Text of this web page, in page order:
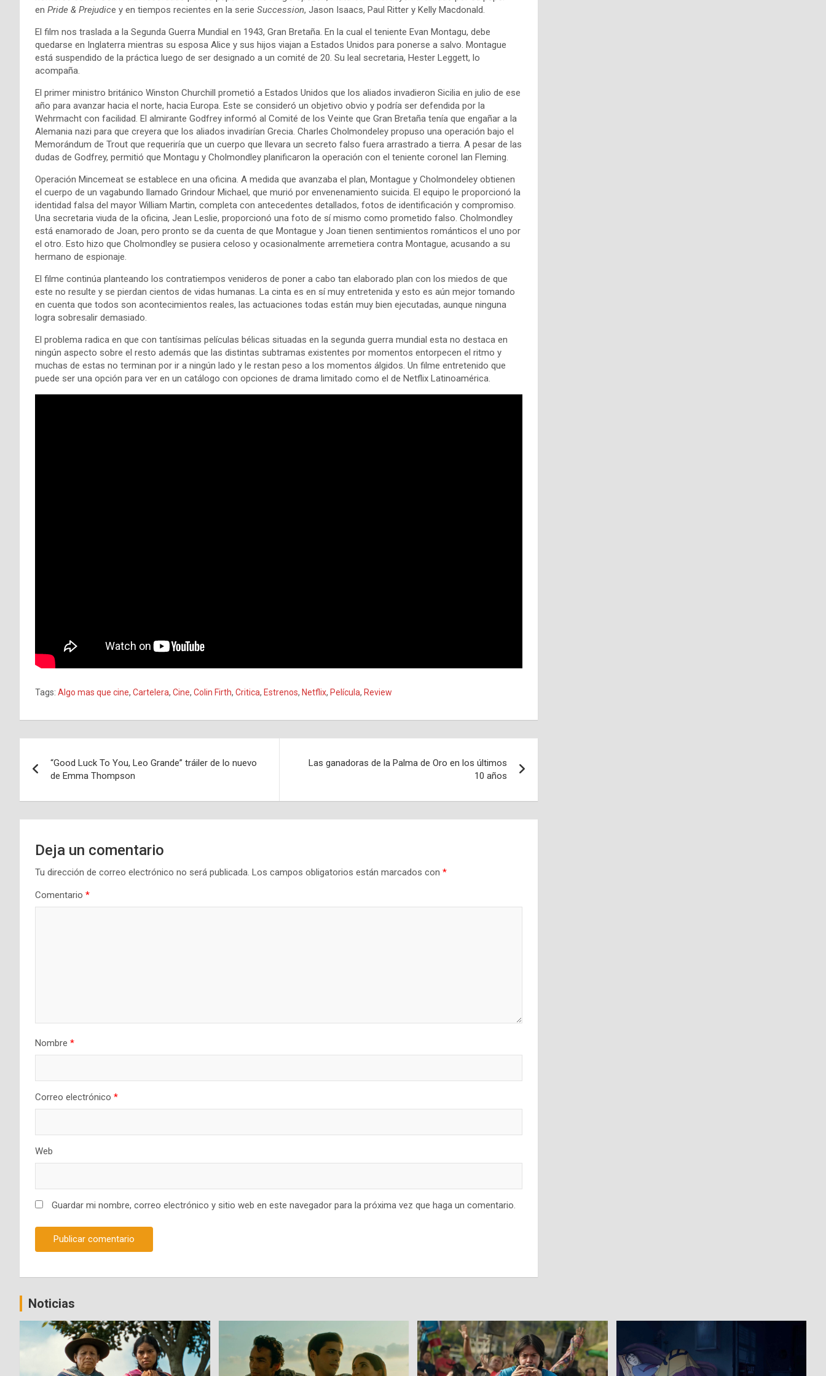
en Pride & Prejudice y en tiempos recientes en la serie Succession, Jason Isaacs, Paul Ritter y Kelly Macdonald.
El film nos traslada a la Segunda Guerra Mundial en 1943, Gran Bretaña. En la cual el teniente Evan Montagu, debe
quedarse en Inglaterra mientras su esposa Alice y sus hijos viajan a Estados Unidos para ponerse a salvo. Montague
está suspendido de la práctica luego de ser designado a un comité de 20. Su leal secretaria, Hester Leggett, lo
acompaña.
El primer ministro británico Winston Churchill prometió a Estados Unidos que los aliados invadieron Sicilia en julio de ese
año para avanzar hacia el norte, hacia Europa. Este se consideró un objetivo obvio y podría ser defendida por la
Wehrmacht con facilidad. El almirante Godfrey informó al Comité de los Veinte que Gran Bretaña tenía que engañar a la
Alemania nazi para que creyera que los aliados invadirían Grecia. Charles Cholmondeley propuso una operación bajo el
Memorándum de Trout que requeriría que un cuerpo que llevara un secreto falso fuera arrastrado a tierra. A pesar de las
dudas de Godfrey, permitió que Montagu y Cholmondley planificaron la operación con el teniente coronel Ian Fleming.
Operación Mincemeat se establece en una oficina. A medida que avanzaba el plan, Montague y Cholmondeley obtienen
el cuerpo de un vagabundo llamado Grindour Michael, que murió por envenenamiento suicida. El equipo le proporcionó la
identidad falsa del mayor William Martin, completa con antecedentes detallados, fotos de identificación y compromiso.
Una secretaria viuda de la oficina, Jean Leslie, proporcionó una foto de sí mismo como prometido falso. Cholmondley
está enamorado de Joan, pero pronto se da cuenta de que Montague y Joan tienen sentimientos románticos el uno por
el otro. Esto hizo que Cholmondley se pusiera celoso y ocasionalmente arremetiera contra Montague, acusando a su
hermano de espionaje.
El filme continúa planteando los contratiempos venideros de poner a cabo tan elaborado plan con los miedos de que
este no resulte y se pierdan cientos de vidas humanas. La cinta es en sí muy entretenida y esto es aún mejor tomando
en cuenta que todos son acontecimientos reales, las actuaciones todas están muy bien ejecutadas, aunque ninguna
logra sobresalir demasiado.
El problema radica en que con tantísimas películas bélicas situadas en la segunda guerra mundial esta no destaca en
ningún aspecto sobre el resto además que las distintas subtramas existentes por momentos entorpecen el ritmo y
muchas de estas no terminan por ir a ningún lado y le restan peso a los momentos álgidos. Un filme entretenido que
puede ser una opción para ver en un catálogo con opciones de drama limitado como el de Netflix Latinoamérica.
Tags: Algo mas que cine, Cartelera, Cine, Colin Firth, Critica, Estrenos, Netflix, Película, Review
de
entradas
“Good Luck To You, Leo Grande” tráiler de lo nuevo
de Emma Thompson
Las ganadoras de la Palma de Oro en los últimos
10 años
Deja un comentario
Tu dirección de correo electrónico no será publicada. Los campos obligatorios están marcados con *
Comentario *
Nombre *
Correo electrónico *
Web
Guardar mi nombre, correo electrónico y sitio web en este navegador para la próxima vez que haga un comentario.
Noticias